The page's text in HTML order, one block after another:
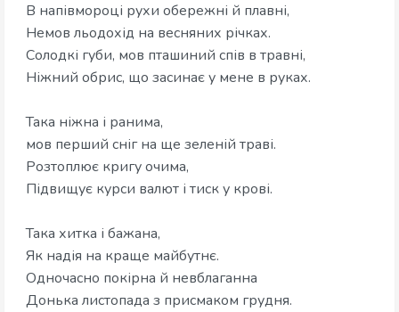
​В напівмороці рухи обережні й плавні,
​Немов льодохід на весняних річках.
​Солодкі губи, мов пташиний спів в травні,
​Ніжний обрис, що засинає у мене в руках.
​Така ніжна і ранима,
​мов перший сніг на ще зеленій траві.
​Розтоплює кригу очима,
​Підвищує курси валют і тиск у крові.
​Така хитка і бажана,
​Як надія на краще майбутнє.
​Одночасно покірна й невблаганна
​Донька листопада з присмаком грудня.